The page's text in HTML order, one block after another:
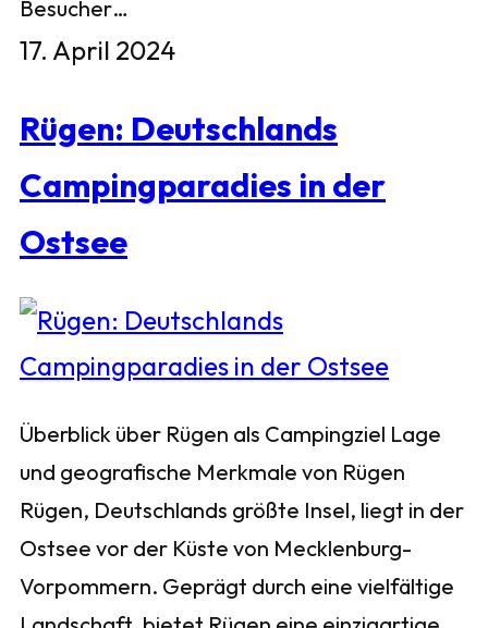
Besucher…
17. April 2024
Rügen: Deutschlands
Campingparadies in der
Ostsee
Überblick über Rügen als Campingziel Lage
und geografische Merkmale von Rügen
Rügen, Deutschlands größte Insel, liegt in der
Ostsee vor der Küste von Mecklenburg-
Vorpommern. Geprägt durch eine vielfältige